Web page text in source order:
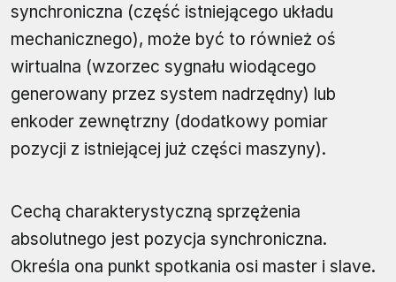
synchroniczna (część istniejącego układu
mechanicznego), może być to również oś
wirtualna (wzorzec sygnału wiodącego
generowany przez system nadrzędny) lub
enkoder zewnętrzny (dodatkowy pomiar
pozycji z istniejącej już części maszyny).
Cechą charakterystyczną sprzężenia
absolutnego jest pozycja synchroniczna.
Określa ona punkt spotkania osi master i slave.